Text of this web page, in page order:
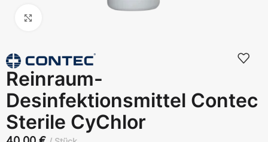
Reinraum-
Desinfektionsmittel Contec
Sterile CyChlor